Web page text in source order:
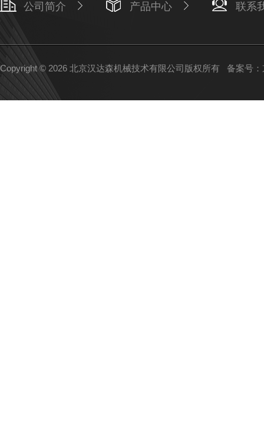
公司简介 产品中心 联系
Copyright © 2026 北京汉达森机械技术有限公司版权所有 备案号：